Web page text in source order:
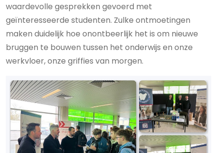
waardevolle gesprekken gevoerd met
geïnteresseerde studenten. Zulke ontmoetingen
maken duidelijk hoe onontbeerlijk het is om nieuwe
bruggen te bouwen tussen het onderwijs en onze
werkvloer, onze griffies van morgen.